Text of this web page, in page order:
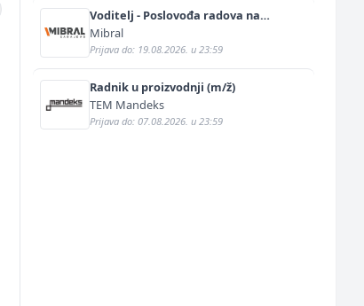
Voditelj - Poslovođa radova na
gradilištu (m/ž)
Mibral
Prijava do: 19.08.2026. u 23:59
Radnik u proizvodnji (m/ž)
TEM Mandeks
Prijava do: 07.08.2026. u 23:59